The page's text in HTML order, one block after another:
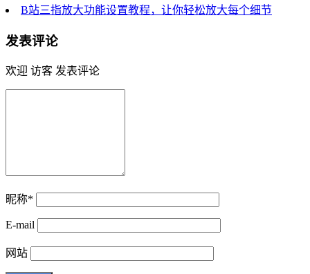
B站三指放大功能设置教程，让你轻松放大每个细节
发表评论
欢迎 访客 发表评论
昵称*
E-mail
网站